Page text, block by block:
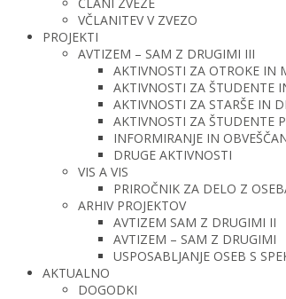
VČLANITEV V ZVEZO
PROJEKTI
AVTIZEM – SAM Z DRUGIMI III
AKTIVNOSTI ZA OTROKE IN
AKTIVNOSTI ZA ŠTUDENTE
AKTIVNOSTI ZA STARŠE IN
AKTIVNOSTI ZA ŠTUDENTE
INFORMIRANJE IN
DRUGE AKTIVNOSTI
VIS A VIS
PRIROČNIK ZA DELO Z
ARHIV PROJEKTOV
AVTIZEM SAM Z DRUGIMI II
AVTIZEM – SAM Z DRUGIMI
USPOSABLJANJE OSEB S
AKTUALNO
DOGODKI